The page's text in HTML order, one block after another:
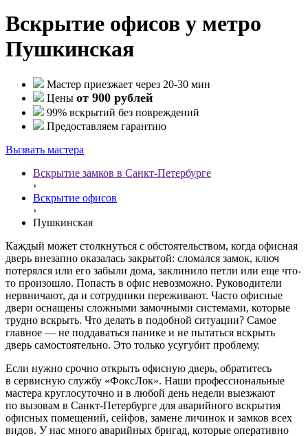
Вскрытие офисов у метро
Пушкинская
Мастер приезжает через 20-30 мин
Цены от 900 рублей
99% вскрытий без повреждений
Предоставляем гарантию
Вызвать мастера
Вскрытие замков в Санкт-Петербурге
›
Вскрытие офисов
›
Пушкинская
Каждый может столкнуться с обстоятельством, когда офисная
дверь внезапно оказалась закрытой: сломался замок, ключ
потерялся или его забыли дома, заклинило петли или еще что-
то произошло. Попасть в офис невозможно. Руководители
нервничают, да и сотрудники переживают. Часто офисные
двери оснащены сложными замочными системами, которые
трудно вскрыть. Что делать в подобной ситуации? Самое
главное — не поддаваться панике и не пытаться вскрыть
дверь самостоятельно. Это только усугубит проблему.
Если нужно срочно открыть офисную дверь, обратитесь
в сервисную службу «ФоксЛок». Наши профессиональные
мастера круглосуточно и в любой день недели выезжают
по вызовам в Санкт-Петербурге для аварийного вскрытия
офисных помещений, сейфов, замене личинок и замков всех
видов. У нас много аварийных бригад, которые оперативно